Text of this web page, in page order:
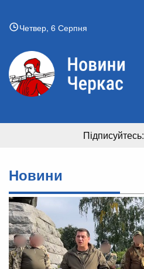
Четвер, 6 Серпня
Підписуйтесь:
Новини